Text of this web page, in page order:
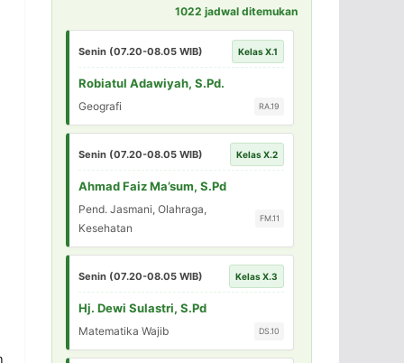
1022 jadwal ditemukan
Senin (07.20-08.05 WIB) Kelas X.1
Robiatul Adawiyah, S.Pd.
Geografi RA.19
Senin (07.20-08.05 WIB) Kelas X.2
Ahmad Faiz Ma’sum, S.Pd
Pend. Jasmani, Olahraga,
Kesehatan
FM.11
Senin (07.20-08.05 WIB) Kelas X.3
Hj. Dewi Sulastri, S.Pd
Matematika Wajib DS.10